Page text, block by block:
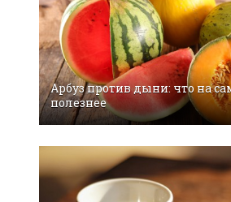
Арбуз против дыни: что на
полезнее